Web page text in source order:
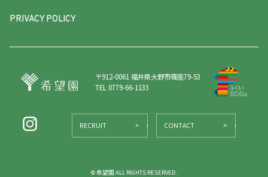
PRIVACY POLICY
〒912-0061 福井県大野市篠座79-53
TEL 0779-66-1133
RECRUIT CONTACT
© 希望園 ALL RIGHTS RESERVED.